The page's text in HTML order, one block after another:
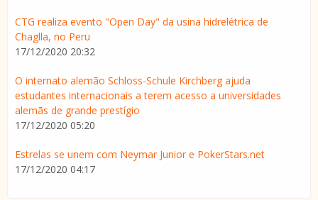
CTG realiza evento "Open Day" da usina hidrelétrica de
Chaglla, no Peru
17/12/2020 20:32
O internato alemão Schloss-Schule Kirchberg ajuda
estudantes internacionais a terem acesso a universidades
alemãs de grande prestígio
17/12/2020 05:20
Estrelas se unem com Neymar Junior e PokerStars.net
17/12/2020 04:17